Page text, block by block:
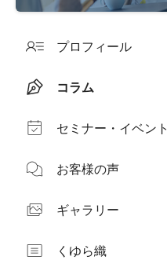
プロフィール
コラム
セミナー・イベント
お客様の声
ギャラリー
くゆら織